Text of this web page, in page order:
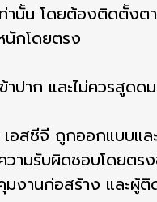
ท่านั้น โดยต้องติดตั้ง
นักโดยตรง
ข้าปาก และไม่ควรสู
สซีจี ถูกออกแบบและ
ความรับผิดชอบโดย
งานก่อสร้าง และผู้